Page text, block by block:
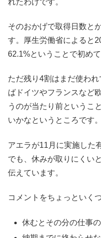
そのおかげで取得日数と
す。厚生労働省によると
62.1%ということで初め
ただ残り4割はまだ使わ
ばドイツやフランスなど
うのが当たり前というこ
いかなというところです。
アエラが11月に実施した
でも、休みが取りにくい
伝えています。
コメントをちょっといく
休むとその分の仕事